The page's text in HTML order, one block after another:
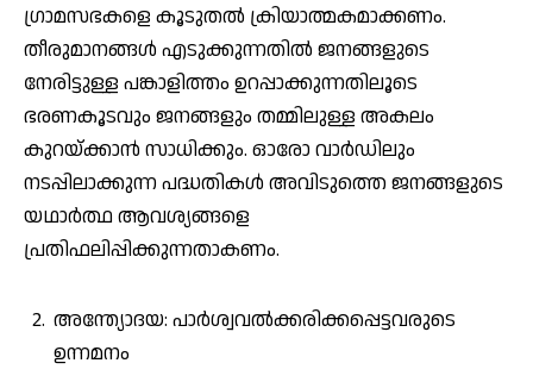
ഗ്രാമസഭകളെ കൂടുതൽ ക്രിയാത്മകമാക്കണം.
തീരുമാനങ്ങൾ എടുക്കുന്നതിൽ ജനങ്ങളുടെ
നേരിട്ടുള്ള പങ്കാളിത്തം ഉറപ്പാക്കുന്നതിലൂടെ
ഭരണകൂടവും ജനങ്ങളും തമ്മിലുള്ള അകലം
കുറയ്ക്കാൻ സാധിക്കും. ഓരോ വാർഡിലും
നടപ്പിലാക്കുന്ന പദ്ധതികൾ അവിടുത്തെ ജനങ്ങളുടെ
യഥാർത്ഥ ആവശ്യങ്ങളെ
പ്രതിഫലിപ്പിക്കുന്നതാകണം.
അന്ത്യോദയ: പാർശ്വവൽക്കരിക്കപ്പെട്ടവരുടെ
ഉന്നമനം